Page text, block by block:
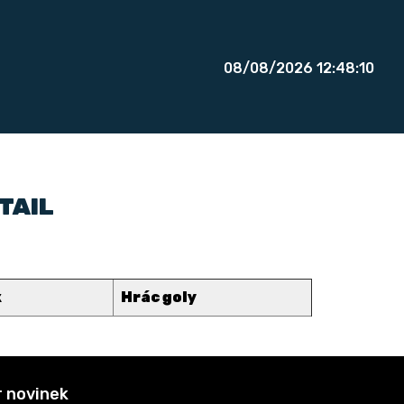
08/08/2026 12:48:10
Hrác goly
novinek